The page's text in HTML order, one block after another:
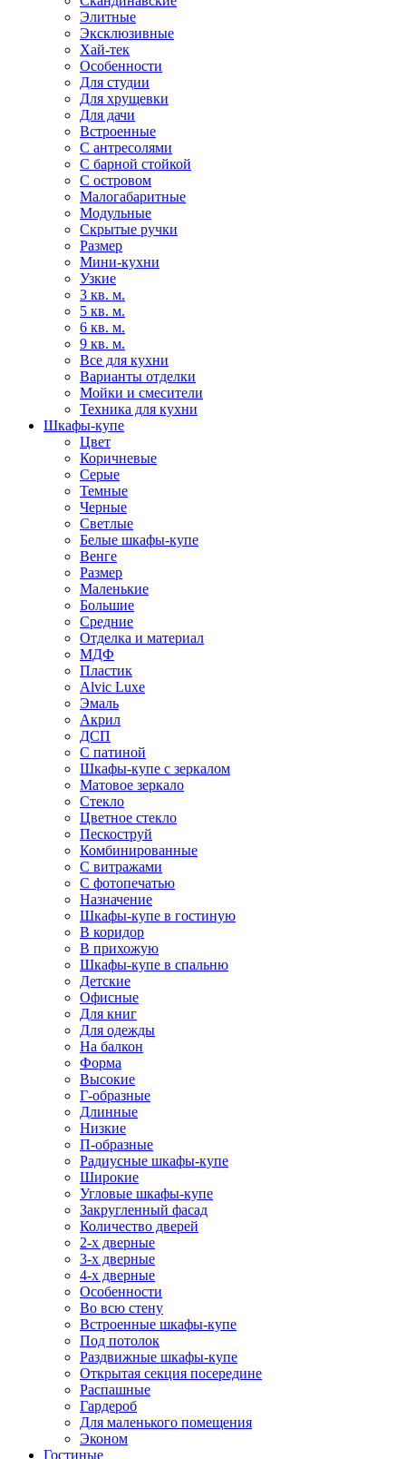
Элитные
Эксклюзивные
Хай-тек
Особенности
Для студии
Для хрущевки
Для дачи
Встроенные
С антресолями
С барной стойкой
С островом
Малогабаритные
Модульные
Скрытые ручки
Размер
Мини-кухни
Узкие
3 кв. м.
5 кв. м.
6 кв. м.
9 кв. м.
Все для кухни
Варианты отделки
Мойки и смесители
Техника для кухни
Шкафы-купе
Цвет
Коричневые
Серые
Темные
Черные
Светлые
Белые шкафы-купе
Венге
Размер
Маленькие
Большие
Средние
Отделка и материал
МДФ
Пластик
Alvic Luxe
Эмаль
Акрил
ДСП
С патиной
Шкафы-купе с зеркалом
Матовое зеркало
Стекло
Цветное стекло
Пескоструй
Комбинированные
С витражами
С фотопечатью
Назначение
Шкафы-купе в гостиную
В коридор
В прихожую
Шкафы-купе в спальню
Детские
Офисные
Для книг
Для одежды
На балкон
Форма
Высокие
Г-образные
Длинные
Низкие
П-образные
Радиусные шкафы-купе
Широкие
Угловые шкафы-купе
Закругленный фасад
Количество дверей
2-х дверные
3-х дверные
4-х дверные
Особенности
Во всю стену
Встроенные шкафы-купе
Под потолок
Раздвижные шкафы-купе
Открытая секция посередине
Распашные
Гардероб
Для маленького помещения
Эконом
Гостиные